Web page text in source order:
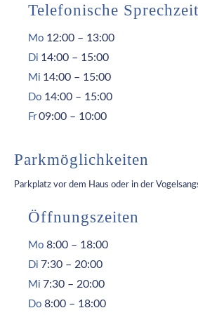
Telefonische
Mo 12:00 – 13:00
Di 14:00 – 15:00
Mi 14:00 – 15:00
Do 14:00 – 15:00
Fr 09:00 – 10:00
Parkmöglichkeiten
Parkplatz vor dem Haus oder in der
Öffnungszeiten
Mo 8:00 – 18:00
Di 7:30 – 20:00
Mi 7:30 – 20:00
Do 8:00 – 18:00